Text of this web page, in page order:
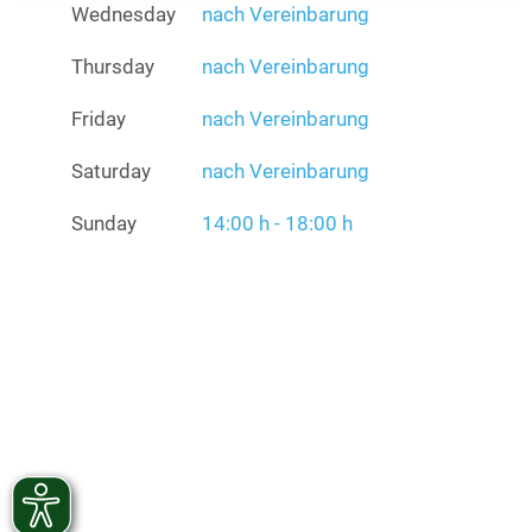
Wednesday nach Vereinbarung
Thursday nach Vereinbarung
Friday nach Vereinbarung
Saturday nach Vereinbarung
Sunday 14:00 h - 18:00 h